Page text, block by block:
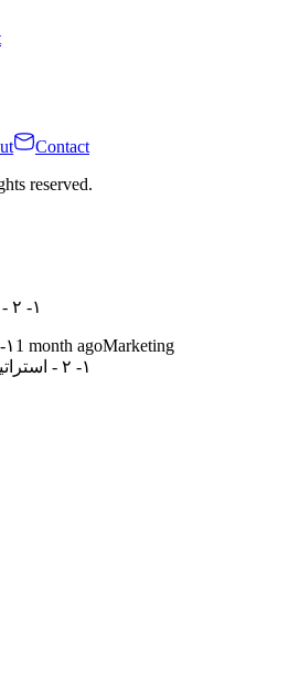
Contact
reserved.
١- ٢ - استراتیجیات التسویق
1 month agoMarketing
[100% OFF] ١- ٢ - استراتیجیات التسویق